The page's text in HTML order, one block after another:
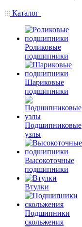
Каталог
Роликовые
подшипники
Шариковые
подшипники
Подшипниковые
узлы
Высокоточные
подшипники
Втулки
Подшипники
скольжения